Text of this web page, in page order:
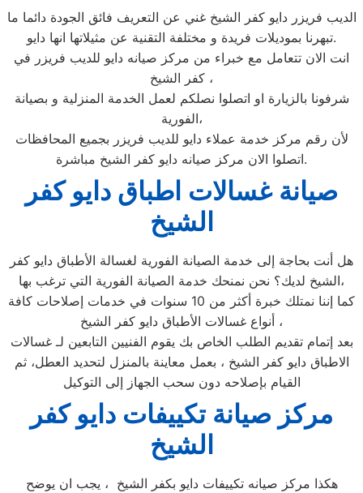
الديب فريزر دايو كفر الشيخ غني عن التعريف فائق الجودة دائما ما
تبهرنا بموديلات فريدة و مختلفة التقنية عن مثيلاتها انها دايو.
انت الان تتعامل مع خبراء من مركز صيانه دايو للديب فريزر في
كفر الشيخ ،
شرفونا بالزيارة او اتصلوا نصلكم لعمل الخدمة المنزلية و بصيانة
الفورية،
لأن رقم مركز خدمة عملاء دايو للديب فريزر بجميع المحافظات
اتصلوا الان مركز صيانه دايو كفر الشيخ مباشرة.
صيانة غسالات اطباق دايو كفر
الشيخ
هل أنت بحاجة إلى خدمة الصيانة الفورية لغسالة الأطباق دايو كفر
الشيخ لديك؟ نحن نمنحك خدمة الصيانة الفورية التي ترغب بها،
كما إننا نمتلك خبرة أكثر من 10 سنوات في خدمات إصلاحات كافة
أنواع غسالات الأطباق دايو كفر الشيخ ،
بعد إتمام تقديم الطلب الخاص بك يقوم الفنيين التابعين لـ غسالات
الاطباق دايو كفر الشيخ ، بعمل معاينة بالمنزل لتحديد العطل، ثم
القيام بإصلاحه دون سحب الجهاز إلى التوكيل
مركز صيانة تكييفات دايو كفر
الشيخ
هكذا مركز صيانه تكييفات دايو بكفر الشيخ ، يجب ان يوضح